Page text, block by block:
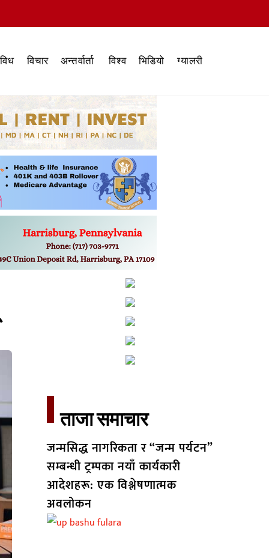
विचार अन्तर्वार्ता विश्व भिडियो ग्यालरी
ताजा समाचार​
जन्मसिद्ध नागरिकता र “जन्म पर्यटन”
सम्बन्धी ट्रम्पका नयाँ कार्यकारी
आदेशहरू: एक विश्लेषणात्मक
अवलोकन